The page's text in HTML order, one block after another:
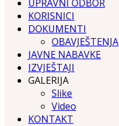
UPRAVNI ODBOR
KORISNICI
DOKUMENTI
OBAVJEŠTENJA
JAVNE NABAVKE
IZVJEŠTAJI
GALERIJA
Slike
Video
KONTAKT